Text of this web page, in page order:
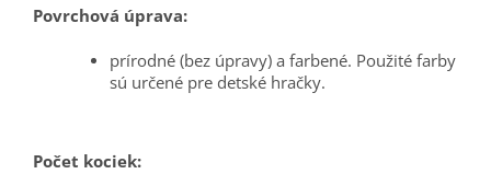
Povrchová úprava:
prírodné (bez úpravy) a farbené. Použité farby
sú určené pre detské hračky.
Počet kociek: